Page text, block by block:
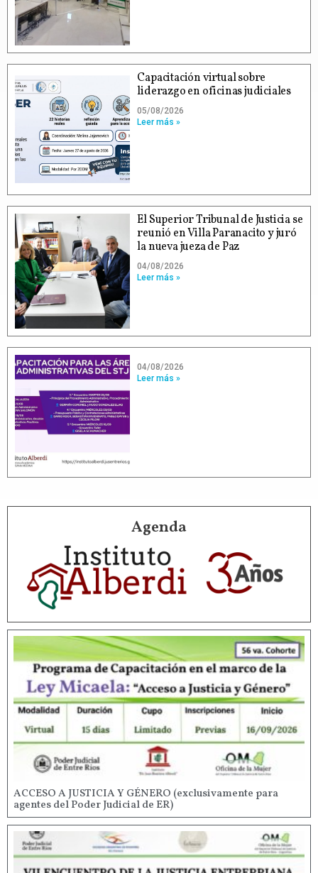
Capacitación virtual sobre
liderazgo en oficinas judiciales
05/08/2026
Leer más »
El Superior Tribunal de Justicia se
reunió en Villa Paranacito y juró
la nueva jueza de Paz
04/08/2026
Leer más »
04/08/2026
Leer más »
Agenda
ACCESO A JUSTICIA Y GÉNERO (exclusivamente para
agentes del Poder Judicial de ER)